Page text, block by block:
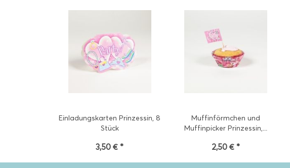
Einladungskarten Prinzessin, 8
Stück
3,50 € *
Muffinförmchen und
Muffinpicker Prinzessin,...
2,50 € *